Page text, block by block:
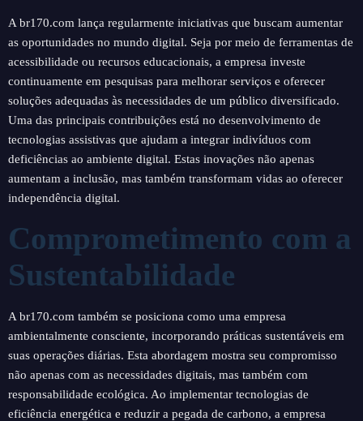
A br170.com lança regularmente iniciativas que buscam aumentar
as oportunidades no mundo digital. Seja por meio de ferramentas de
acessibilidade ou recursos educacionais, a empresa investe
continuamente em pesquisas para melhorar serviços e oferecer
soluções adequadas às necessidades de um público diversificado.
Uma das principais contribuições está no desenvolvimento de
tecnologias assistivas que ajudam a integrar indivíduos com
deficiências ao ambiente digital. Estas inovações não apenas
aumentam a inclusão, mas também transformam vidas ao oferecer
independência digital.
Comprometimento com a
Sustentabilidade
A br170.com também se posiciona como uma empresa
ambientalmente consciente, incorporando práticas sustentáveis em
suas operações diárias. Esta abordagem mostra seu compromisso
não apenas com as necessidades digitais, mas também com
responsabilidade ecológica. Ao implementar tecnologias de
eficiência energética e reduzir a pegada de carbono, a empresa